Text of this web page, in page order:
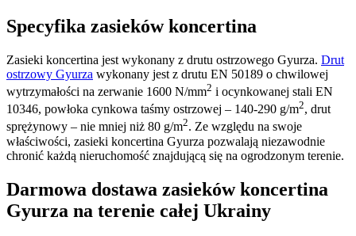
Specyfika zasieków koncertina
Zasieki koncertina jest wykonany z drutu ostrzowego Gyurza. Drut
ostrzowy Gyurza wykonany jest z drutu EN 50189 o chwilowej
wytrzymałości na zerwanie 1600 N/mm2 i ocynkowanej stali EN
10346, powłoka cynkowa taśmy ostrzowej – 140-290 g/m2, drut
sprężynowy – nie mniej niż 80 g/m2. Ze względu na swoje
właściwości, zasieki koncertina Gyurza pozwalają niezawodnie
chronić każdą nieruchomość znajdującą się na ogrodzonym terenie.
Darmowa dostawa zasieków koncertina
Gyurza na terenie całej Ukrainy